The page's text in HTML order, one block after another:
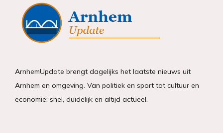
ArnhemUpdate brengt dagelijks het laatste nieuws uit
Arnhem en omgeving. Van politiek en sport tot cultuur en
economie: snel, duidelijk en altijd actueel.